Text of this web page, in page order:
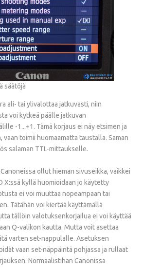
säätöjä
ali- tai ylivalottaa jatkuvasti, niin
voi kytkeä päälle jatkuvan
-1...+1. Tämä korjaus ei näy etsimen ja
vaan toimii huomaamatta taustalla. Saman
salaman TTL-mittaukselle.
ollut hieman sivuseikka, vaikkei
X:ssä kyllä huomioidaan jo käytetty
ei voi muuttaa nopeampaan tai
Tätähän voi kiertää käyttämällä
tällöin valotuksenkorjailua ei voi käyttää
Q-valikon kautta. Mutta voit asettaa
varten set-nappulalle. Asetuksen
vaan set-näppäintä pohjassa ja rullaat
Normaalistihan Canonissa